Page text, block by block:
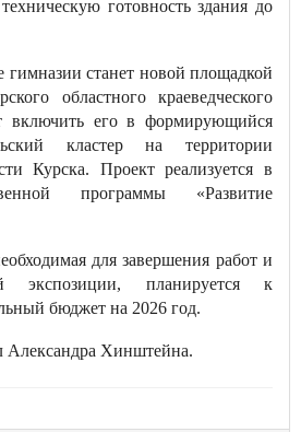
готовность здания до
гимназии станет новой площадкой
областного краеведческого
включить его в формирующийся
кластер на территории
Курска. Проект реализуется в
программы «Развитие
для завершения работ и
экспозиции, планируется к
бюджет на 2026 год.
Александра Хинштейна.